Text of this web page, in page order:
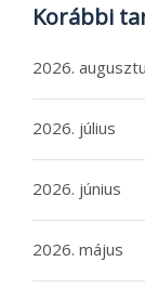
Korábbi
2026.
2026. július
2026. június
2026. május